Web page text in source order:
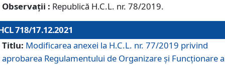
Observații : Republică H.C.L. nr. 78/2019.
718/17.12.2021
Titlu: Modificarea anexei la H.C.L. nr. 77/2019 privind
aprobarea Regulamentului de Organizare și Funcționare